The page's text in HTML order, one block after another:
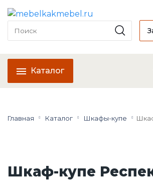
Каталог
Главная Каталог Шкафы-купе
Шкаф-купе